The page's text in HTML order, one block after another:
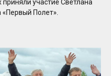
приняли участие Светлана
«Первый Полет».